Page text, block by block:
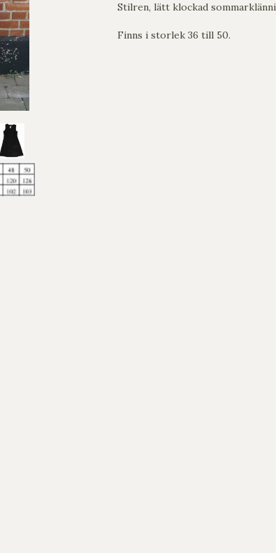
Stilren, lätt klockad
Finns i storlek 36 till 50.